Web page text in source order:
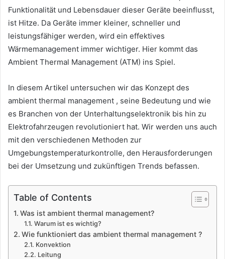
Funktionalität und Lebensdauer dieser Geräte beeinflusst,
ist Hitze. Da Geräte immer kleiner, schneller und
leistungsfähiger werden, wird ein effektives
Wärmemanagement immer wichtiger. Hier kommt das
Ambient Thermal Management (ATM) ins Spiel.
In diesem Artikel untersuchen wir das Konzept des
ambient thermal management , seine Bedeutung und wie
es Branchen von der Unterhaltungselektronik bis hin zu
Elektrofahrzeugen revolutioniert hat. Wir werden uns auch
mit den verschiedenen Methoden zur
Umgebungstemperaturkontrolle, den Herausforderungen
bei der Umsetzung und zukünftigen Trends befassen.
Table of Contents
Was ist ambient thermal management?
Warum ist es wichtig?
Wie funktioniert das ambient thermal management ?
Konvektion
Leitung